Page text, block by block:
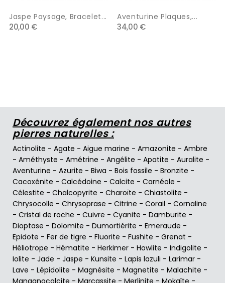
Jaspe Paysage, Bracelet...
20,00 €
Aventurine Plaques,...
34,00 €
Découvrez également nos autres
pierres naturelles :
Actinolite - Agate - Aigue marine - Amazonite - Ambre
- Améthyste - Amétrine - Angélite - Apatite - Auralite -
Aventurine - Azurite - Biwa - Bois fossile - Bronzite -
Cacoxénite - Calcédoine - Calcite - Carnéole -
Célestite - Chalcopyrite - Charoïte - Chiastolite -
Chrysocolle - Chrysoprase - Citrine - Corail - Cornaline
- Cristal de roche - Cuivre - Cyanite - Damburite -
Dioptase - Dolomite - Dumortiérite - Emeraude -
Epidote - Fer de tigre - Fluorite - Fushite - Grenat -
Héliotrope - Hématite - Herkimer - Howlite - Indigolite -
Iolite - Jade - Jaspe - Kunsite - Lapis lazuli - Larimar -
Lave - Lépidolite - Magnésite - Magnetite - Malachite -
Manganocalcite - Marcassite - Merlinite - Mokaïte -